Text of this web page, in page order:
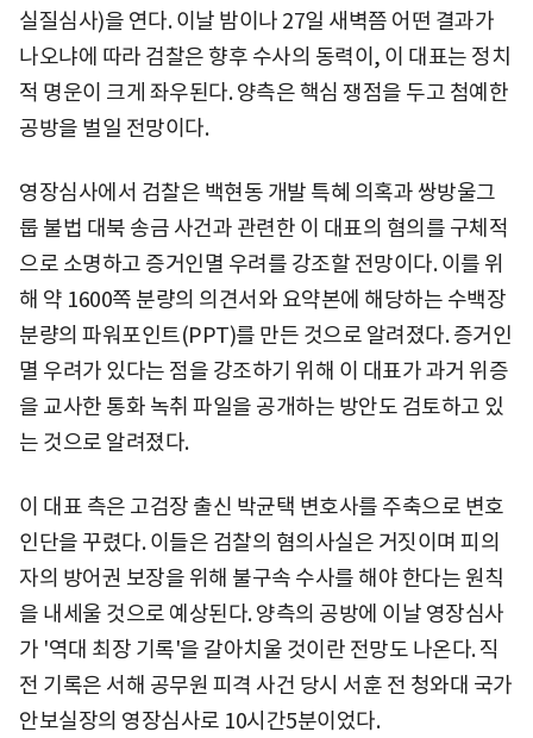
실질심사)을 연다. 이날 밤이나 27일 새벽쯤 어떤 결과가
나오냐에 따라 검찰은 향후 수사의 동력이, 이 대표는 정치
적 명운이 크게 좌우된다. 양측은 핵심 쟁점을 두고 첨예한
공방을 벌일 전망이다.
영장심사에서 검찰은 백현동 개발 특혜 의혹과 쌍방울그
룹 불법 대북 송금 사건과 관련한 이 대표의 혐의를 구체적
으로 소명하고 증거인멸 우려를 강조할 전망이다. 이를 위
해 약 1600쪽 분량의 의견서와 요약본에 해당하는 수백장
분량의 파워포인트(PPT)를 만든 것으로 알려졌다. 증거인
멸 우려가 있다는 점을 강조하기 위해 이 대표가 과거 위증
을 교사한 통화 녹취 파일을 공개하는 방안도 검토하고 있
는 것으로 알려졌다.
이 대표 측은 고검장 출신 박균택 변호사를 주축으로 변호
인단을 꾸렸다. 이들은 검찰의 혐의사실은 거짓이며 피의
자의 방어권 보장을 위해 불구속 수사를 해야 한다는 원칙
을 내세울 것으로 예상된다. 양측의 공방에 이날 영장심사
가 '역대 최장 기록'을 갈아치울 것이란 전망도 나온다. 직
전 기록은 서해 공무원 피격 사건 당시 서훈 전 청와대 국가
안보실장의 영장심사로 10시간5분이었다.